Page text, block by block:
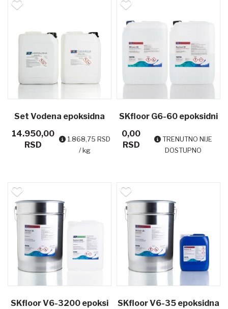
Set Vodena epoksidna
smola SKfloor 3502 - 8
14.950,00
RSD
1.868,75 RSD
/ kg
SKfloor G6-60 epoksidni
prajmer
0,00
RSD
TRENUTNO NIJE
DOSTUPNO
SKfloor V6-3200 epoksi SKfloor V6-35 epoksidna